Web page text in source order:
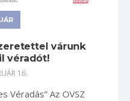
várunk
véradót!
16.
Véradás” Az OVSZ